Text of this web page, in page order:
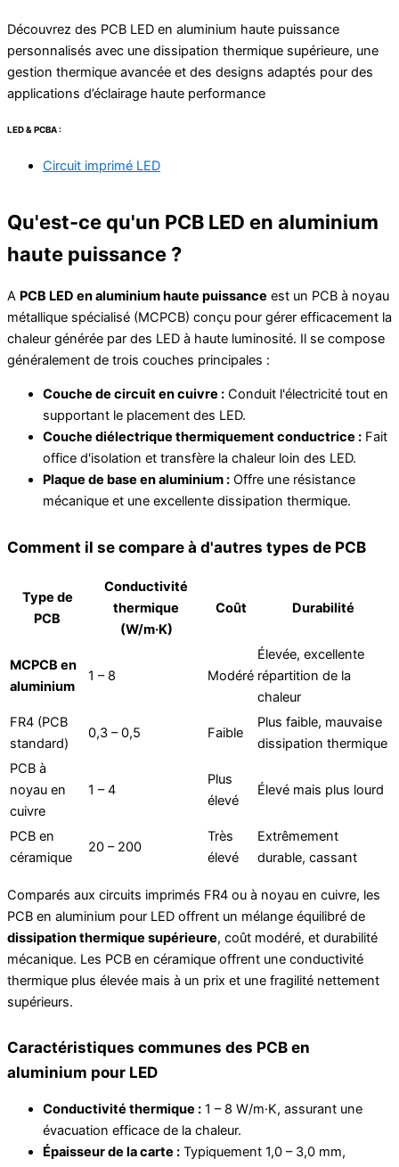
Découvrez des PCB LED en aluminium haute puissance
personnalisés avec une dissipation thermique supérieure, une
gestion thermique avancée et des designs adaptés pour des
applications d’éclairage haute performance
LED & PCBA :
Circuit imprimé LED
Qu'est-ce qu'un PCB LED en aluminium
haute puissance ?
A PCB LED en aluminium haute puissance est un PCB à noyau
métallique spécialisé (MCPCB) conçu pour gérer efficacement la
chaleur générée par des LED à haute luminosité. Il se compose
généralement de trois couches principales :
Couche de circuit en cuivre : Conduit l'électricité tout en
supportant le placement des LED.
Couche diélectrique thermiquement conductrice : Fait
office d'isolation et transfère la chaleur loin des LED.
Plaque de base en aluminium : Offre une résistance
mécanique et une excellente dissipation thermique.
Comment il se compare à d'autres types de PCB
Type de
PCB
Conductivité
thermique
(W/m·K)
Coût Durabilité
MCPCB en
aluminium
1 – 8 Modéré
Élevée, excellente
répartition de la
chaleur
FR4 (PCB
standard)
0,3 – 0,5 Faible
Plus faible, mauvaise
dissipation thermique
PCB à
noyau en
cuivre
1 – 4
Plus
élevé
Élevé mais plus lourd
PCB en
céramique
20 – 200
Très
élevé
Extrêmement
durable, cassant
Comparés aux circuits imprimés FR4 ou à noyau en cuivre, les
PCB en aluminium pour LED offrent un mélange équilibré de
dissipation thermique supérieure, coût modéré, et durabilité
mécanique. Les PCB en céramique offrent une conductivité
thermique plus élevée mais à un prix et une fragilité nettement
supérieurs.
Caractéristiques communes des PCB en
aluminium pour LED
Conductivité thermique : 1 – 8 W/m·K, assurant une
évacuation efficace de la chaleur.
Épaisseur de la carte : Typiquement 1,0 – 3,0 mm,